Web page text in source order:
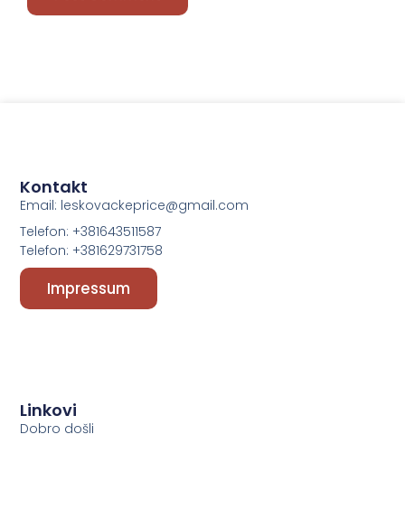
Linkovi
Dobro došli
Kontakt
Email: leskovackeprice@gmail.com
Telefon: +381643511587
Telefon: +381629731758
Impressum